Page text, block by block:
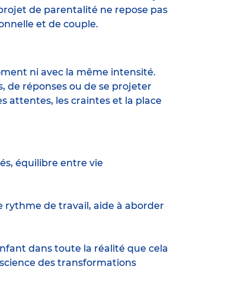
de parentalité ne repose pas
et de couple.
ni avec la même intensité.
de réponses ou de se projeter
attentes, les craintes et la place
équilibre entre vie
de travail, aide à aborder
dans toute la réalité que cela
des transformations